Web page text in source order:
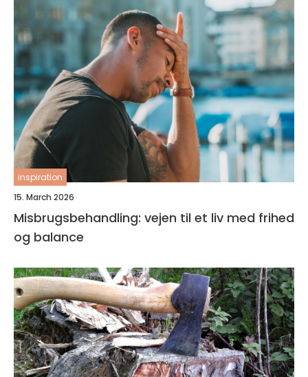
inspiration
15. March 2026
Misbrugsbehandling: vejen til et liv med frihed
og balance